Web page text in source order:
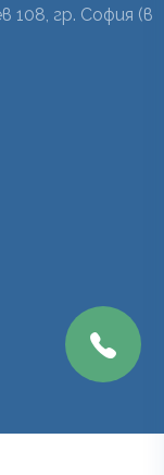
108, гр. София (в